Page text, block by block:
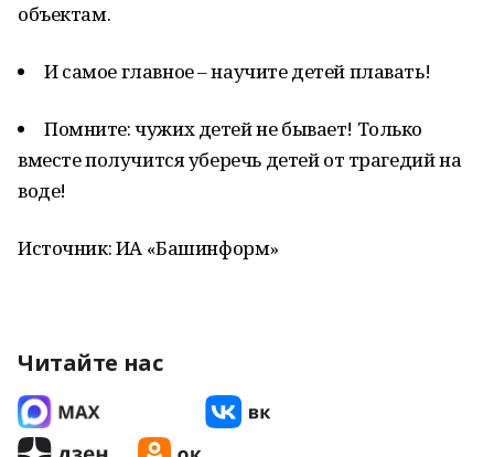
объектам.
И самое главное – научите детей плавать!
Помните: чужих детей не бывает! Только
вместе получится уберечь детей от трагедий на
воде!
Источник: ИА «Башинформ»
Читайте нас